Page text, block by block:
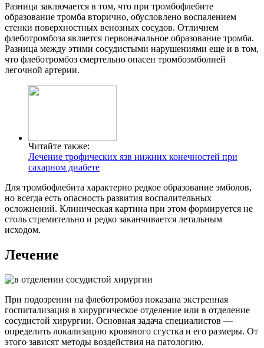
Разница заключается в том, что при тромбофлебите
образование тромба вторично, обусловлено воспалением
стенки поверхностных венозных сосудов. Отличием
флеботромбоза является первоначальное образование тромба.
Разница между этими сосудистыми нарушениями еще и в том,
что флеботромбоз смертельно опасен тромбоэмболией
легочной артерии.
Читайте также:
Лечение трофических язв нижних конечностей при
сахарном диабете
Для тромбофлебита характерно редкое образование эмболов,
но всегда есть опасность развития воспалительных
осложнений. Клиническая картина при этом формируется не
столь стремительно и редко заканчивается летальным
исходом.
Лечение
При подозрении на флеботромбоз показана экстренная
госпитализация в хирургическое отделение или в отделение
сосудистой хирургии. Основная задача специалистов —
определить локализацию кровяного сгустка и его размеры. От
этого зависят методы воздействия на патологию.